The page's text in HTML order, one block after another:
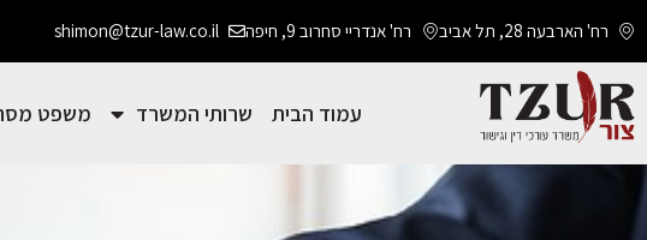
רח' הארבעה 28, תל אביב רח' אנדריי סחרוב 9, חיפה shimon@tzur-law.co.il
עמוד הבית שרותי המשרד משפט